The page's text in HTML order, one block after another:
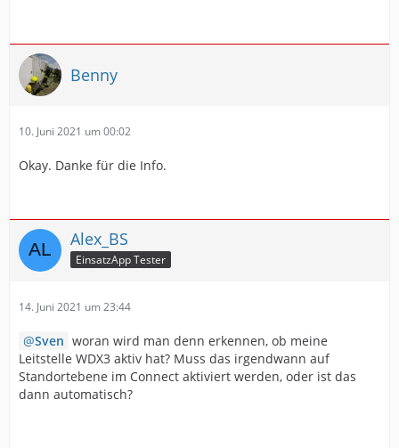
Benny
10. Juni 2021 um 00:02
Okay. Danke für die Info.
Alex_BS
EinsatzApp Tester
14. Juni 2021 um 23:44
Sven woran wird man denn erkennen, ob meine
Leitstelle WDX3 aktiv hat? Muss das irgendwann auf
Standortebene im Connect aktiviert werden, oder ist das
dann automatisch?